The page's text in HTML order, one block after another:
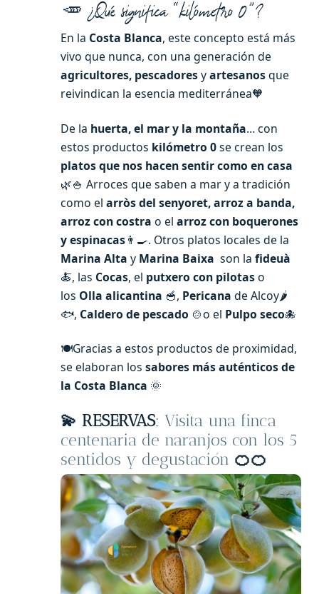
🥕 ¿Qué significa “kilómetro 0”?
En la Costa Blanca, este concepto está más
vivo que nunca, con una generación de
agricultores, pescadoresyartesanosque
reivindican la esencia mediterránea🧡
De la huerta, el mar y la montaña… con
estos productos kilómetro 0se crean los
platos que nos hacen sentir como en casa
🌿🍚 Arroces que saben a mar y a tradición
como el arròs del senyoret, arroz a banda,
arroz con costra o el arroz con boquerones
y espinacas👨‍🍳. Otros platos locales de la
Marina Alta y Marina Baixa son la fideuà
🍝, las Cocas, el putxero con pilotaso
los Olla alicantina 🥣, Pericana de Alcoy🌶️
🐟, Caldero de pescado 🍲o el Pulpo seco🐙
🍽️Gracias a estos productos de proximidad,
se elaboran los sabores más auténticos de
la Costa Blanca 🌞
💫 RESERVAS: Visita una finca
centenaria de naranjos con los 5
sentidos y degustación 🍊🍊